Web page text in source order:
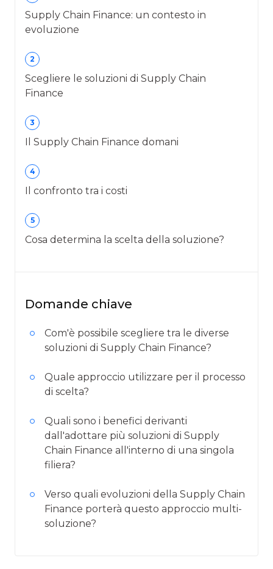
Supply Chain Finance: un contesto in
evoluzione
2
Scegliere le soluzioni di Supply Chain
Finance
3
Il Supply Chain Finance domani
4
Il confronto tra i costi
5
Cosa determina la scelta della soluzione?
Domande chiave
Com'è possibile scegliere tra le diverse
soluzioni di Supply Chain Finance?
Quale approccio utilizzare per il processo
di scelta?
Quali sono i benefici derivanti
dall'adottare più soluzioni di Supply
Chain Finance all'interno di una singola
filiera?
Verso quali evoluzioni della Supply Chain
Finance porterà questo approccio multi-
soluzione?